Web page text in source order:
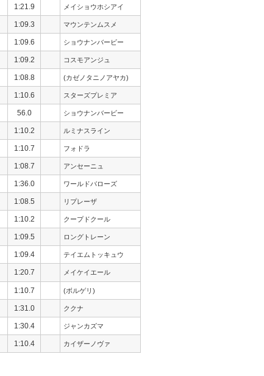
1:21.9 メイショウホシアイ
1:09.3 マウンテンムスメ
1:09.6 ショウナンバービー
1:09.2 コスモアンジュ
1:08.8 (カゼノタニノアヤカ)
1:10.6 スターズプレミア
56.0 ショウナンバービー
1:10.2 ルミナスライン
1:10.7 フォドラ
1:08.7 アンセーニュ
1:36.0 ワールドバローズ
1:08.5 リプレーザ
1:10.2 クープドクール
1:09.5 ロングトレーン
1:09.4 テイエムトッキュウ
1:20.7 メイケイエール
1:10.7 (ボルゲリ)
1:31.0 ククナ
1:30.4 ジャンカズマ
1:10.4 カイザーノヴァ